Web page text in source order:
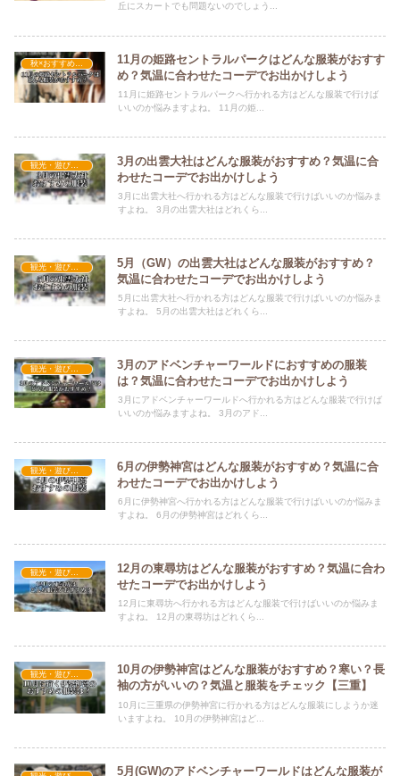
丘にスカートでも問題ないのでしょう...
秋×おすすめの服装
11月の姫路セントラルパークはどんな服装がおすす
め？気温に合わせたコーデでお出かけしよう
11月に姫路セントラルパークへ行かれる方はどんな服装で行けば
いいのか悩みますよね。 11月の姫...
観光・遊びスポット×おすすめの服装
3月の出雲大社はどんな服装がおすすめ？気温に合
わせたコーデでお出かけしよう
3月に出雲大社へ行かれる方はどんな服装で行けばいいのか悩みま
すよね。 3月の出雲大社はどれくら...
観光・遊びスポット×おすすめの服装
5月（GW）の出雲大社はどんな服装がおすすめ？
気温に合わせたコーデでお出かけしよう
5月に出雲大社へ行かれる方はどんな服装で行けばいいのか悩みま
すよね。 5月の出雲大社はどれくら...
3月のアドベンチャーワールドにおすすめの服装
は？気温に合わせたコーデでお出かけしよう
3月にアドベンチャーワールドへ行かれる方はどんな服装で行けば
いいのか悩みますよね。 3月のアド...
6月の伊勢神宮はどんな服装がおすすめ？気温に合
わせたコーデでお出かけしよう
6月に伊勢神宮へ行かれる方はどんな服装で行けばいいのか悩みま
すよね。 6月の伊勢神宮はどれくら...
12月の東尋坊はどんな服装がおすすめ？気温に合わ
せたコーデでお出かけしよう
12月に東尋坊へ行かれる方はどんな服装で行けばいいのか悩みま
すよね。 12月の東尋坊はどれくら...
10月の伊勢神宮はどんな服装がおすすめ？寒い？長
袖の方がいいの？気温と服装をチェック【三重】
10月に三重県の伊勢神宮に行かれる方はどんな服装にしようか迷
いますよね。 10月の伊勢神宮はど...
5月(GW)のアドベンチャーワールドはどんな服装が